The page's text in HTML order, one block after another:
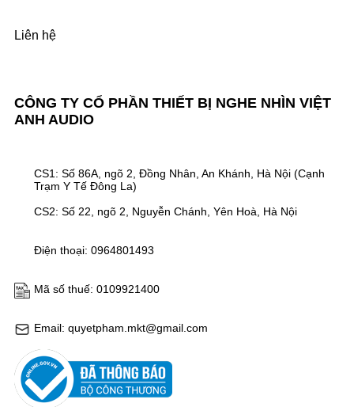
CÔNG TY CỔ PHẦN THIẾT BỊ NGHE NHÌN VIỆT
ANH AUDIO
Email: quyetpham.mkt@gmail.com
Mã số thuế: 0109921400
Điện thoại: 0964801493
CS1: Số 86A, ngõ 2, Đồng Nhân, An Khánh, Hà Nội (Cạnh
Trạm Y Tế Đông La)
CS2: Số 22, ngõ 2, Nguyễn Chánh, Yên Hoà, Hà Nội
Liên hệ